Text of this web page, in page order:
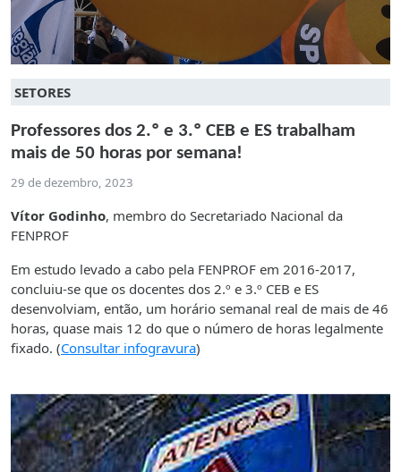
SETORES
Professores dos 2.º e 3.º CEB e ES trabalham
mais de 50 horas por semana!
29 de dezembro, 2023
Vítor Godinho, membro do Secretariado Nacional da
FENPROF
Em estudo levado a cabo pela FENPROF em 2016-2017,
concluiu-se que os docentes dos 2.º e 3.º CEB e ES
desenvolviam, então, um horário semanal real de mais de 46
horas, quase mais 12 do que o número de horas legalmente
fixado. (Consultar infogravura)